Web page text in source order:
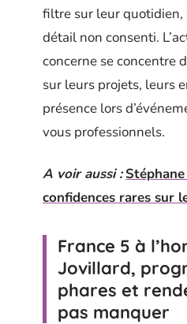
filtre sur leur quotidien,
détail non consenti.
concerne se concentre
sur leurs projets, leurs
présence lors
vous professionnels.
A voir aussi :
confidences rares sur
France 5 à
Jovillard,
phares et
pas manquer